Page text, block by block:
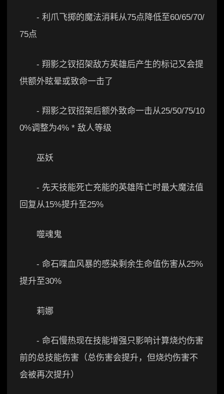
- 利爪飞掷的魔法消耗从75点降低至60/65/70/
75点
- 翔影之钗招架敌方英雄后产生的标记又会提
供额外眩晕或致命一击了
- 翔影之钗招架后额外致命一击从25/50/75/10
0%调整为4% * 敌人等级
巫妖
- 先天技能死亡充能的英雄阵亡时最大魔法值
回复从15%提升至25%
噬魂鬼
- 命石喋血风暴的感染剩余生命值伤害从25%
提升至30%
莉娜
- 命石慢热现在技能增强只影响计算烧灼伤害
前的总技能伤害（总伤害会提升，但烧灼伤害不
会被再次提升）